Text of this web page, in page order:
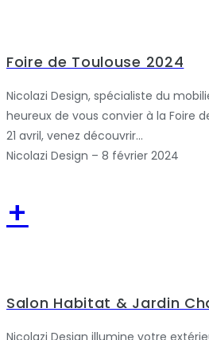
Foire de Toulouse 2024
Nicolazi Design, spécialiste du
heureux de vous convier à la Foire
21 avril, venez découvrir...
Nicolazi Design – 8 février 2024
+
Salon Habitat & Jardin